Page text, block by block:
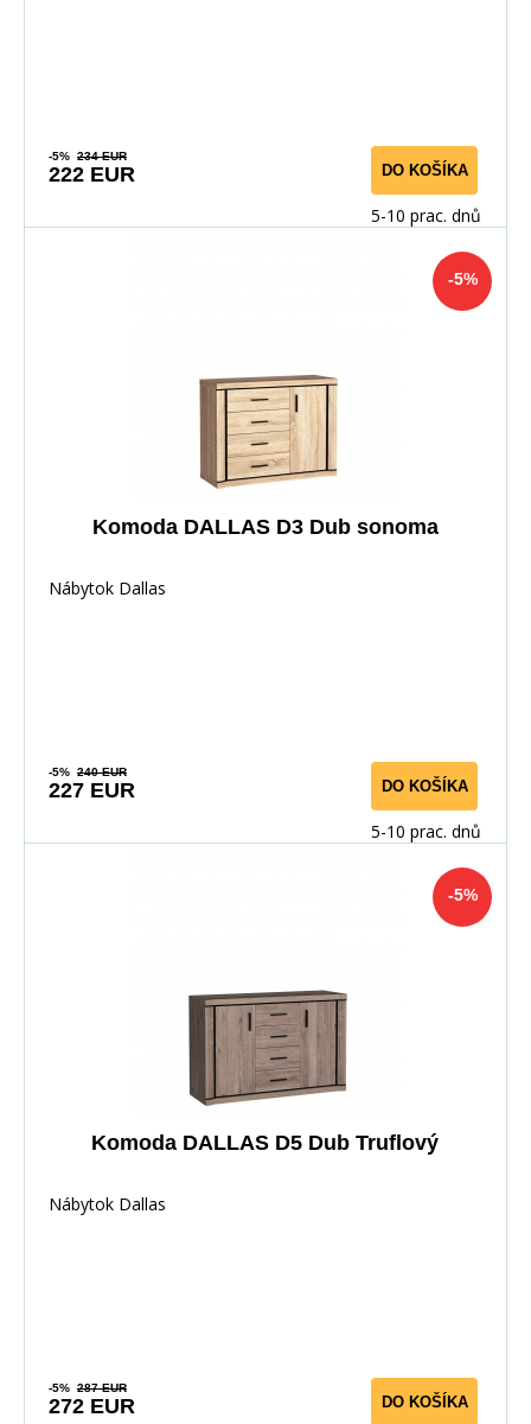
-5% 234 EUR
222 EUR DO KOŠÍKA
5-10 prac. dnů
-5%
Komoda DALLAS D3 Dub sonoma
Nábytok Dallas
-5% 240 EUR
227 EUR DO KOŠÍKA
5-10 prac. dnů
-5%
Komoda DALLAS D5 Dub Truflový
Nábytok Dallas
-5% 287 EUR
272 EUR DO KOŠÍKA